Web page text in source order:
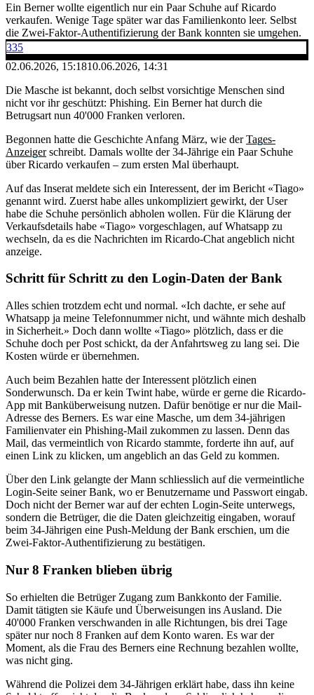
Ein Berner wollte eigentlich nur ein Paar Schuhe auf Ricardo
verkaufen. Wenige Tage später war das Familienkonto leer. Selbst
die Zwei-Faktor-Authentifizierung der Bank konnten sie umgehen.
335
02.06.2026, 15:1810.06.2026, 14:31
Die Masche ist bekannt, doch selbst vorsichtige Menschen sind
nicht vor ihr geschützt: Phishing. Ein Berner hat durch die
Betrugsart nun 40'000 Franken verloren.
Begonnen hatte die Geschichte Anfang März, wie derTages-
Anzeigerschreibt. Damals wollte der 34-Jährige ein Paar Schuhe
über Ricardo verkaufen – zum ersten Mal überhaupt.
Auf das Inserat meldete sich ein Interessent, der im Bericht «Tiago»
genannt wird. Zuerst habe alles unkompliziert gewirkt, der User
habe die Schuhe persönlich abholen wollen. Für die Klärung der
Verkaufsdetails habe «Tiago» vorgeschlagen, auf Whatsapp zu
wechseln, da es die Nachrichten im Ricardo-Chat angeblich nicht
anzeige.
Schritt für Schritt zu den Login-Daten der Bank
Alles schien trotzdem echt und normal. «Ich dachte, er sehe auf
Whatsapp ja meine Telefonnummer nicht, und wähnte mich deshalb
in Sicherheit.» Doch dann wollte «Tiago» plötzlich, dass er die
Schuhe doch per Post schickt, da der Anfahrtsweg zu lang sei. Die
Kosten würde er übernehmen.
Auch beim Bezahlen hatte der Interessent plötzlich einen
Sonderwunsch. Da er kein Twint habe, würde er gerne die Ricardo-
App mit Banküberweisung nutzen. Dafür benötige er nur die Mail-
Adresse des Berners. Es war eine Masche, um dem 34-jährigen
Familienvater ein Phishing-Mail zukommen zu lassen. Denn das
Mail, das vermeintlich von Ricardo stammte, forderte ihn auf, auf
einen Link zu klicken, um angeblich an das Geld zu kommen.
Über den Link gelangte der Mann schliesslich auf die vermeintliche
Login-Seite seiner Bank, wo er Benutzername und Passwort eingab.
Doch nicht der Berner war auf der echten Login-Seite unterwegs,
sondern die Betrüger, die die Daten gleichzeitig eingaben, worauf
beim 34-Jährigen eine Push-Meldung der Bank erschien, um die
Zwei-Faktor-Authentifizierung zu bestätigen.
Nur 8 Franken blieben übrig
So erhielten die Betrüger Zugang zum Bankkonto der Familie.
Damit tätigten sie Käufe und Überweisungen ins Ausland. Die
40'000 Franken verschwanden in alle Richtungen, bis drei Tage
später nur noch 8 Franken auf dem Konto waren. Es war der
Moment, als die Frau des Berners eine Rechnung bezahlen wollte,
was nicht ging.
Während die Polizei dem 34-Jährigen erklärt habe, dass ihn keine